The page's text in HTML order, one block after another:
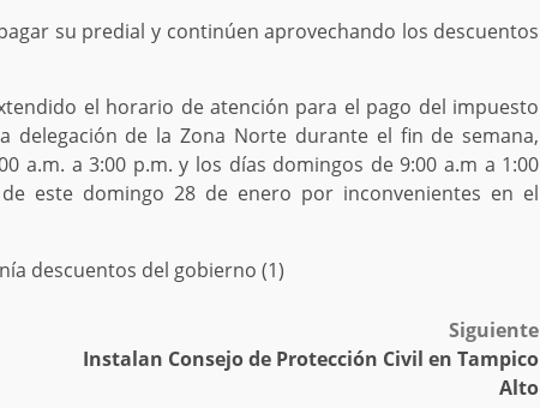
su predial y continúen aprovechando los descuentos
el horario de atención para el pago del impuesto
delegación de la Zona Norte durante el fin de semana,
a.m. a 3:00 p.m. y los días domingos de 9:00 a.m a 1:00
este domingo 28 de enero por inconvenientes en el
Siguiente
Instalan Consejo de Protección Civil en Tampico
Alto